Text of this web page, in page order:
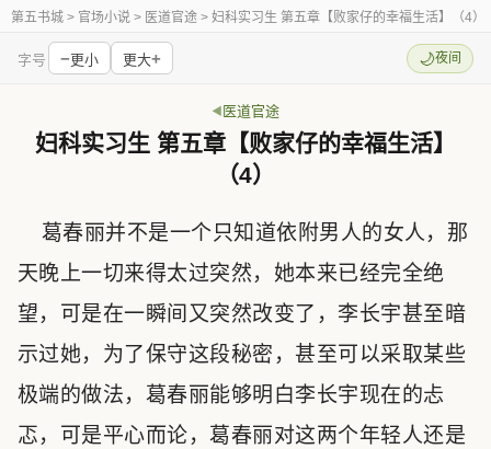
第五书城 > 官场小说 > 医道官途 > 妇科实习生 第五章【败家仔的幸福生活】（4）
字号 −更小 更大+ 🌙夜间
医道官途
妇科实习生 第五章【败家仔的幸福生活】
（4）
葛春丽并不是一个只知道依附男人的女人，那
天晚上一切来得太过突然，她本来已经完全绝
望，可是在一瞬间又突然改变了，李长宇甚至暗
示过她，为了保守这段秘密，甚至可以采取某些
极端的做法，葛春丽能够明白李长宇现在的忐
忑，可是平心而论，葛春丽对这两个年轻人还是